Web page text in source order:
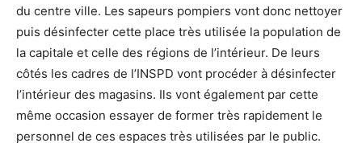
du centre ville. Les sapeurs pompiers vont donc nettoyer
puis désinfecter cette place très utilisée la population de
la capitale et celle des régions de l’intérieur. De leurs
côtés les cadres de l’INSPD vont procéder à désinfecter
l’intérieur des magasins. Ils vont également par cette
même occasion essayer de former très rapidement le
personnel de ces espaces très utilisées par le public.